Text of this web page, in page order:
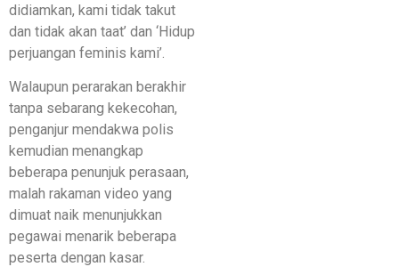
didiamkan, kami tidak takut
dan tidak akan taat’ dan ‘Hidup
perjuangan feminis kami’.
Walaupun perarakan berakhir
tanpa sebarang kekecohan,
penganjur mendakwa polis
kemudian menangkap
beberapa penunjuk perasaan,
malah rakaman video yang
dimuat naik menunjukkan
pegawai menarik beberapa
peserta dengan kasar.